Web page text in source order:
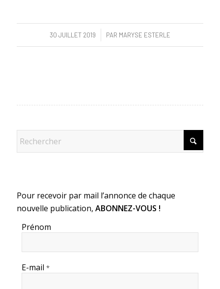
30 JUILLET 2019
/ PAR MARYSE ESTERLE
Pour recevoir par mail l’annonce de chaque
nouvelle publication, ABONNEZ-VOUS !
Prénom
E-mail *